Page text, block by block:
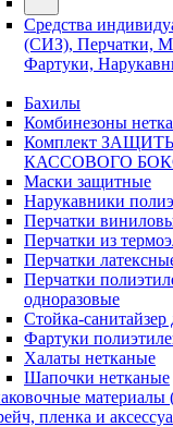
Средства
(СИЗ), Перчатки,
Фартуки,
Бахилы
Комбинезоны
Комплект
КАССОВОГО
Маски защитные
Нарукавники
Перчатки
Перчатки из
Перчатки
Перчатки
одноразовые
Стойка-
Фартуки
Халаты нетканые
Шапочки нетканые
материалы
пленка и